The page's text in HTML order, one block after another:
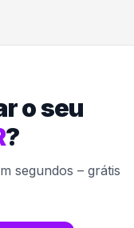
o seu
?
segundos – grátis